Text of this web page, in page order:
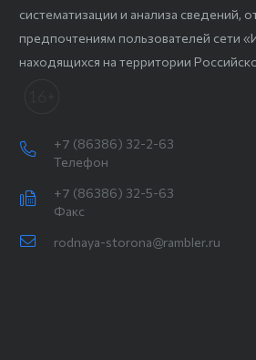
систематизации и анализа сведений,
предпочтениям пользователей сети
находящихся на территории
+7 (86386) 32-2-63
Телефон
+7 (86386) 32-5-63
Факс
rodnaya-storona@rambler.ru